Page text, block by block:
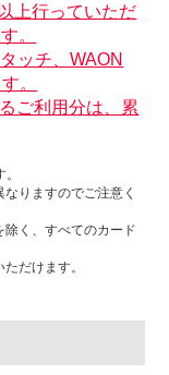
上行っていただ
。
ッチ、WAON
。
ご利用分は、累
りますのでご注意く
く、すべてのカード
だけます。